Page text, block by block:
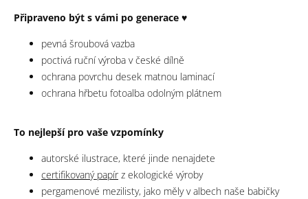
Připraveno být s vámi po generace ♥
pevná šroubová vazba
poctivá ruční výroba v české dílně
ochrana povrchu desek matnou laminací
ochrana hřbetu fotoalba odolným plátnem
To nejlepší pro vaše vzpomínky
autorské ilustrace, které jinde nenajdete
certifikovaný papírz ekologické výroby
pergamenové mezilisty, jako měly v albech naše babičky